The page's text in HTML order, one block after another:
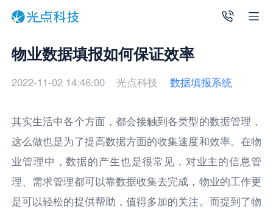
物业数据填报如何保证效率
2022-11-02 14:46:00 光点科技 数据填报系统
其实生活中各个方面，都会接触到各类型的数据管理，
这么做也是为了提高数据方面的收集速度和效率。在物
业管理中，数据的产生也是很常见，对业主的信息管
理、需求管理都可以靠数据收集去完成，物业的工作更
是可以轻松的提供帮助，值得多加的关注。而提到了物